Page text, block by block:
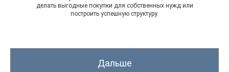
делать выгодные покупки для собственных нужд или
построить успешную структуру.
Дальше